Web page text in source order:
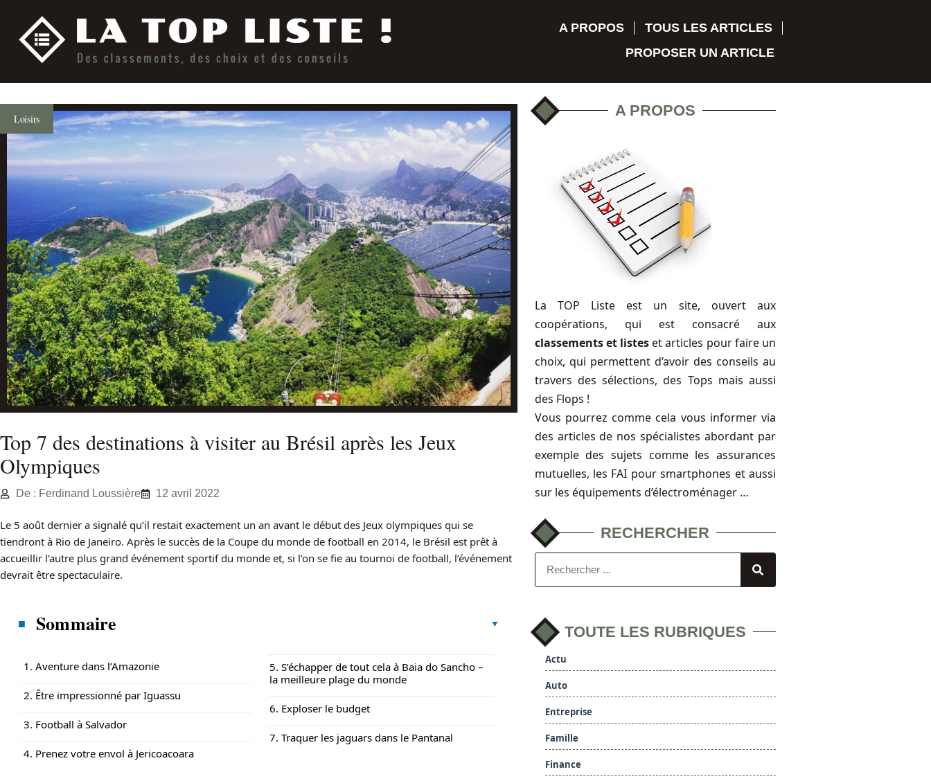
A PROPOS
TOUS LES ARTICLES
PROPOSER UN ARTICLE
Loisirs
Top 7 des destinations à visiter au Brésil après les Jeux
Olympiques
De : Ferdinand Loussière 12 avril 2022
Le 5 août dernier a signalé qu’il restait exactement un an avant le début des Jeux olympiques qui se
tiendront à Rio de Janeiro. Après le succès de la Coupe du monde de football en 2014, le Brésil est prêt à
accueillir l’autre plus grand événement sportif du monde et, si l’on se fie au tournoi de football, l’événement
devrait être spectaculaire.
Sommaire
1. Aventure dans l’Amazonie
2. Être impressionné par Iguassu
3. Football à Salvador
4. Prenez votre envol à Jericoacoara
5. S’échapper de tout cela à Baia do Sancho –
la meilleure plage du monde
6. Exploser le budget
7. Traquer les jaguars dans le Pantanal
A PROPOS
La TOP Liste est un site, ouvert aux
coopérations, qui est consacré aux
classements et listeset articles pour faire un
choix, qui permettent d’avoir des conseils au
travers des sélections, des Tops mais aussi
des Flops !
Vous pourrez comme cela vous informer via
des articles de nos spécialistes abordant par
exemple des sujets comme les assurances
mutuelles, les FAI pour smartphones et aussi
sur les équipements d’électroménager …
RECHERCHER
TOUTE LES RUBRIQUES
Actu
Auto
Entreprise
Famille
Finance